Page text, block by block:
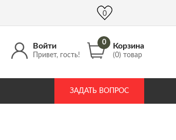
info@DrozdPcp.ru
Войти
Привет, гость!
0 Корзина
(0) товар
ЗАДАТЬ ВОПРОС
0